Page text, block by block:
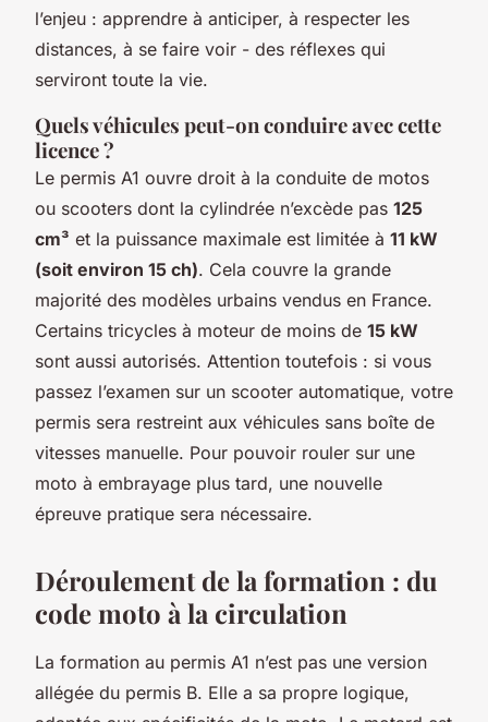
l’enjeu : apprendre à anticiper, à respecter les
distances, à se faire voir - des réflexes qui
serviront toute la vie.
Quels véhicules peut-on conduire avec cette
licence ?
Le permis A1 ouvre droit à la conduite de motos
ou scooters dont la cylindrée n’excède pas 125
cm³ et la puissance maximale est limitée à 11 kW
(soit environ 15 ch). Cela couvre la grande
majorité des modèles urbains vendus en France.
Certains tricycles à moteur de moins de 15 kW
sont aussi autorisés. Attention toutefois : si vous
passez l’examen sur un scooter automatique, votre
permis sera restreint aux véhicules sans boîte de
vitesses manuelle. Pour pouvoir rouler sur une
moto à embrayage plus tard, une nouvelle
épreuve pratique sera nécessaire.
Déroulement de la formation : du
code moto à la circulation
La formation au permis A1 n’est pas une version
allégée du permis B. Elle a sa propre logique,